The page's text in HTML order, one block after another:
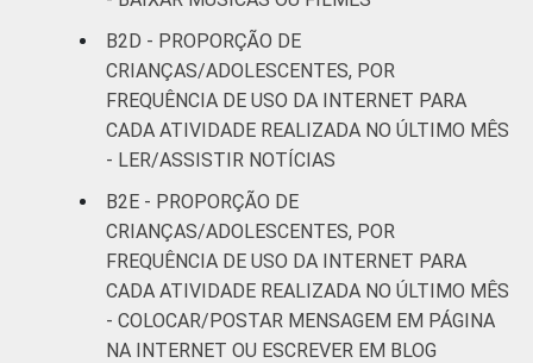
B2D - PROPORÇÃO DE
CRIANÇAS/ADOLESCENTES, POR
FREQUÊNCIA DE USO DA INTERNET PARA
CADA ATIVIDADE REALIZADA NO ÚLTIMO MÊS
- LER/ASSISTIR NOTÍCIAS
B2E - PROPORÇÃO DE
CRIANÇAS/ADOLESCENTES, POR
FREQUÊNCIA DE USO DA INTERNET PARA
CADA ATIVIDADE REALIZADA NO ÚLTIMO MÊS
- COLOCAR/POSTAR MENSAGEM EM PÁGINA
NA INTERNET OU ESCREVER EM BLOG